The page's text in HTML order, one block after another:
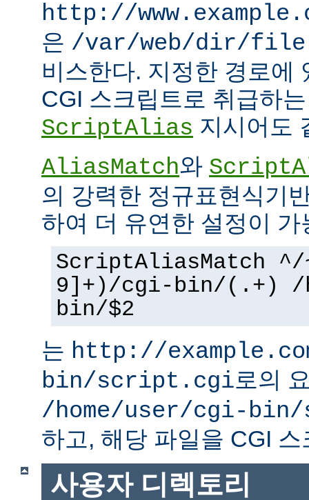
http://
은 /var/web/dir/
비스한다. 지정한 경로에
CGI 스크립트로 취급하
ScriptAlias 지시어도
AliasMatch와
의 강력한 정규표현식기
하여 더 유연한 설정이
ScriptAliasMatch
9]+)/cgi-bin/(.+) /
bin/$2
는 http://
bin/script.cgi로의
/home/user/cgi-
하고, 해당 파일을 CGI
사용자 디렉토리